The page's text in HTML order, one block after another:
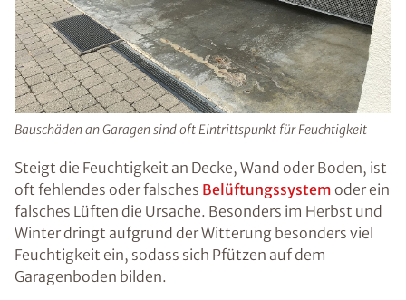
Bauschäden an Garagen sind oft Eintrittspunkt für Feuchtigkeit
Steigt die Feuchtigkeit an Decke, Wand oder Boden, ist
oft fehlendes oder falsches Belüftungssystem oder ein
falsches Lüften die Ursache. Besonders im Herbst und
Winter dringt aufgrund der Witterung besonders viel
Feuchtigkeit ein, sodass sich Pfützen auf dem
Garagenboden bilden.